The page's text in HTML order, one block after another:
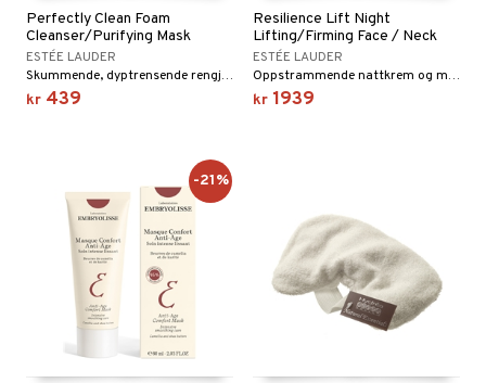
Perfectly Clean Foam
Cleanser/Purifying Mask
ESTÉE LAUDER
Skummende, dyptrensende rengjøring og maske fra Estée Lauder
kr 439
Resilience Lift Night
Lifting/Firming Face / Neck
ESTÉE LAUDER
Oppstrammende nattkrem og maske fra Estée Lauder
kr 1939
-21%